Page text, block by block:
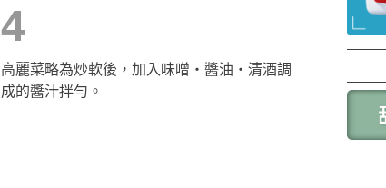
4
高麗菜略為炒軟後，加入味噌・醬油・清酒調
成的醬汁拌勻。